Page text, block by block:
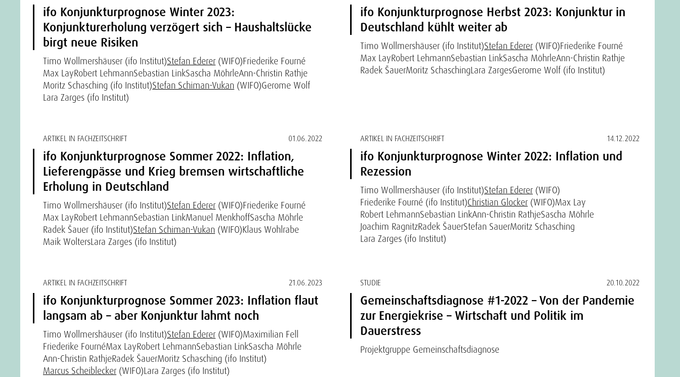
ifo Konjunkturprognose Winter 2023:
Konjunkturerholung verzögert sich – Haushaltslücke
birgt neue Risiken
Timo Wollmershäuser (ifo Institut)Stefan Ederer (WIFO)Friederike Fourné
Max LayRobert LehmannSebastian LinkSascha MöhrleAnn-Christin Rathje
Moritz Schasching (ifo Institut)Stefan Schiman-Vukan (WIFO)Gerome Wolf
Lara Zarges (ifo Institut)
ifo Konjunkturprognose Herbst 2023: Konjunktur in
Deutschland kühlt weiter ab
Timo Wollmershäuser (ifo Institut)Stefan Ederer (WIFO)Friederike Fourné
Max LayRobert LehmannSebastian LinkSascha MöhrleAnn-Christin Rathje
Radek ŠauerMoritz SchaschingLara ZargesGerome Wolf (ifo Institut)
ARTIKEL IN FACHZEITSCHRIFT 01.06.2022
ifo Konjunkturprognose Sommer 2022: Inflation,
Lieferengpässe und Krieg bremsen wirtschaftliche
Erholung in Deutschland
Timo Wollmershäuser (ifo Institut)Stefan Ederer (WIFO)Friederike Fourné
Max LayRobert LehmannSebastian LinkManuel MenkhoffSascha Möhrle
Radek Šauer (ifo Institut)Stefan Schiman-Vukan (WIFO)Klaus Wohlrabe
Maik WoltersLara Zarges (ifo Institut)
ARTIKEL IN FACHZEITSCHRIFT 14.12.2022
ifo Konjunkturprognose Winter 2022: Inflation und
Rezession
Timo Wollmershäuser (ifo Institut)Stefan Ederer (WIFO)
Friederike Fourné (ifo Institut)Christian Glocker (WIFO)Max Lay
Robert LehmannSebastian LinkAnn-Christin RathjeSascha Möhrle
Joachim RagnitzRadek ŠauerStefan SauerMoritz Schasching
Lara Zarges (ifo Institut)
ARTIKEL IN FACHZEITSCHRIFT 21.06.2023
ifo Konjunkturprognose Sommer 2023: Inflation flaut
langsam ab – aber Konjunktur lahmt noch
Timo Wollmershäuser (ifo Institut)Stefan Ederer (WIFO)Maximilian Fell
Friederike FournéMax LayRobert LehmannSebastian LinkSascha Möhrle
Ann-Christin RathjeRadek ŠauerMoritz Schasching (ifo Institut)
Marcus Scheiblecker (WIFO)Lara Zarges (ifo Institut)
STUDIE 20.10.2022
Gemeinschaftsdiagnose #1-2022 – Von der Pandemie
zur Energiekrise – Wirtschaft und Politik im
Dauerstress
Projektgruppe Gemeinschaftsdiagnose